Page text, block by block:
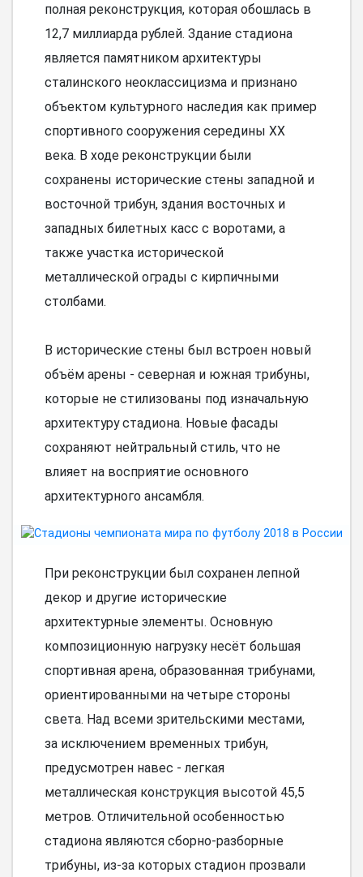
полная реконструкция, которая обошлась в
12,7 миллиарда рублей. Здание стадиона
является памятником архитектуры
сталинского неоклассицизма и признано
объектом культурного наследия как пример
спортивного сооружения середины XX
века. В ходе реконструкции были
сохранены исторические стены западной и
восточной трибун, здания восточных и
западных билетных касс с воротами, а
также участка исторической
металлической ограды с кирпичными
столбами.
В исторические стены был встроен новый
объём арены - северная и южная трибуны,
которые не стилизованы под изначальную
архитектуру стадиона. Новые фасады
сохраняют нейтральный стиль, что не
влияет на восприятие основного
архитектурного ансамбля.
При реконструкции был сохранен лепной
декор и другие исторические
архитектурные элементы. Основную
композиционную нагрузку несёт большая
спортивная арена, образованная трибунами,
ориентированными на четыре стороны
света. Над всеми зрительскими местами,
за исключением временных трибун,
предусмотрен навес - легкая
металлическая конструкция высотой 45,5
метров. Отличительной особенностью
стадиона являются сборно-разборные
трибуны, из-за которых стадион прозвали